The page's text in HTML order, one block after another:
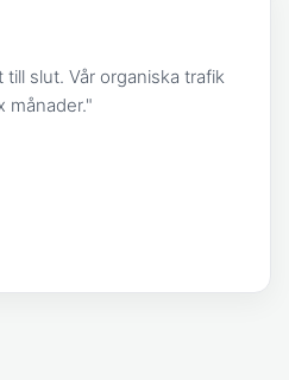
slut. Vår organiska trafik
månader."